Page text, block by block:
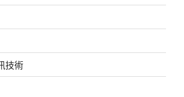
技術